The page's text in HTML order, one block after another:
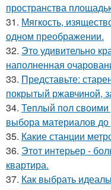
пространства
31. Мягкость,
одном преображении.
32. Это удивительно
наполненная
33. Представьте:
покрытый ржавчиной,
34. Теплый пол своими
выбора материалов до
35. Какие станции
36. Этот интерьер -
квартира.
37. Как выбрать